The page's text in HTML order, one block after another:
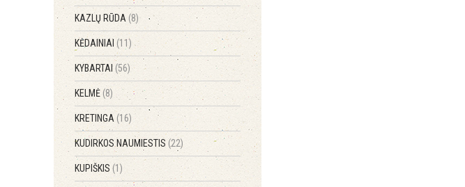
KAZLŲ RŪDA (8)
KĖDAINIAI (11)
KYBARTAI (56)
KELMĖ (8)
KRETINGA (16)
KUDIRKOS NAUMIESTIS (22)
KUPIŠKIS (1)